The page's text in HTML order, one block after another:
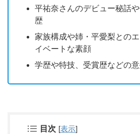
平祐奈さんのデビュー秘話
歴
家族構成や姉・平愛梨との
イベートな素顔
学歴や特技、受賞歴などの
目次 [表示]